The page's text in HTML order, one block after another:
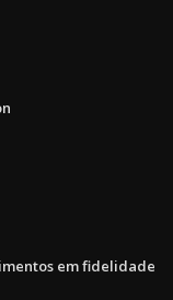
em fidelidade